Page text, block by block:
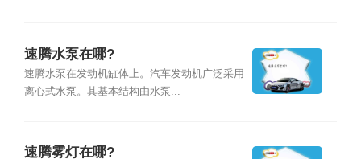
速腾水泵在哪?
速腾水泵在发动机缸体上。汽车发动机广泛采用
离心式水泵。其基本结构由水泵...
速腾雾灯在哪?